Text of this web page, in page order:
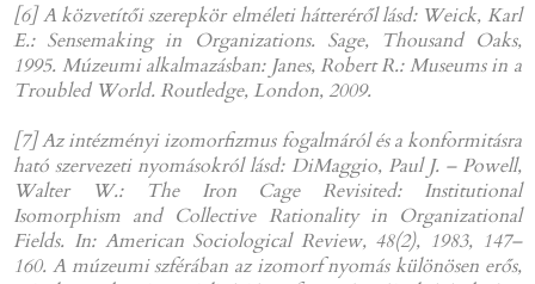
[6] A közvetítői szerepkör elméleti hátteréről lásd: Weick, Karl
E.: Sensemaking in Organizations. Sage, Thousand Oaks,
1995. Múzeumi alkalmazásban: Janes, Robert R.: Museums in a
Troubled World. Routledge, London, 2009.
[7] Az intézményi izomorfizmus fogalmáról és a konformitásra
ható szervezeti nyomásokról lásd: DiMaggio, Paul J. – Powell,
Walter W.: The Iron Cage Revisited: Institutional
Isomorphism and Collective Rationality in Organizational
Fields. In: American Sociological Review, 48(2), 1983, 147–
160. A múzeumi szférában az izomorf nyomás különösen erős,